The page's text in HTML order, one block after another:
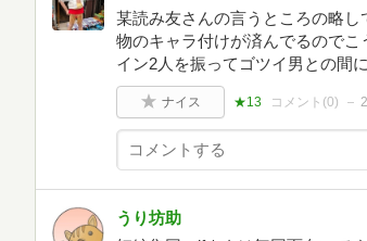
某読み友さんの言うところの略
物のキャラ付けが済んでるので
イン2人を振ってゴツイ男との間
ナイス ★13 コメント(0)
うり坊助